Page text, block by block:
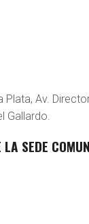
Plata, Av.
Gallardo.
LA SEDE